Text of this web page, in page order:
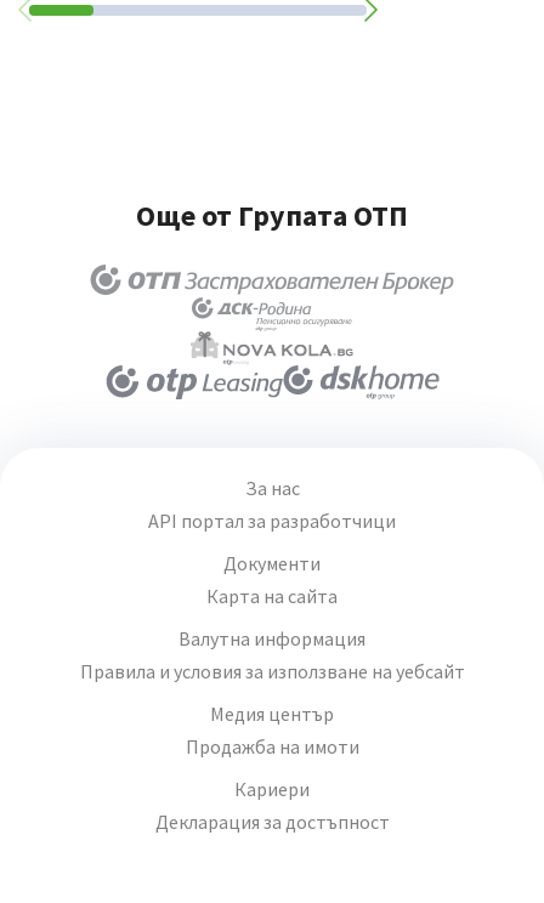
Още от Групата ОТП
За нас
API портал за разработчици
Документи
Карта на сайта
Валутна информация
Правила и условия за използване на уебсайт
Медия център
Продажба на имоти
Кариери
Декларация за достъпност